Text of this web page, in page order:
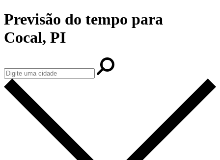
Previsão do tempo para
Cocal, PI